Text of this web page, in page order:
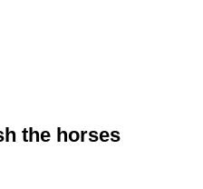
the horses